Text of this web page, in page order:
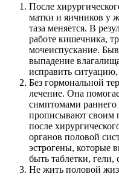
После
матки и яичников у
таза меняется. В
работе кишечника,
мочеиспускание.
выпадение
исправить
Без гормональной
лечение. Она
симптомами раннего
прописывают своим
после
органов половой
эстрогены, которые
быть таблетки,
Не жить половой